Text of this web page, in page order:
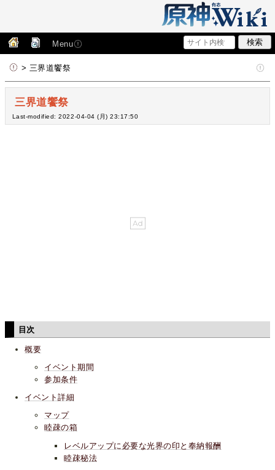
Menu
> 三界道饗祭
三界道饗祭
Last-modified: 2022-04-04 (月) 23:17:50
目次
概要
イベント期間
参加条件
イベント詳細
マップ
睦疎の箱
レベルアップに必要な光界の印と奉納報酬
睦疎秘法